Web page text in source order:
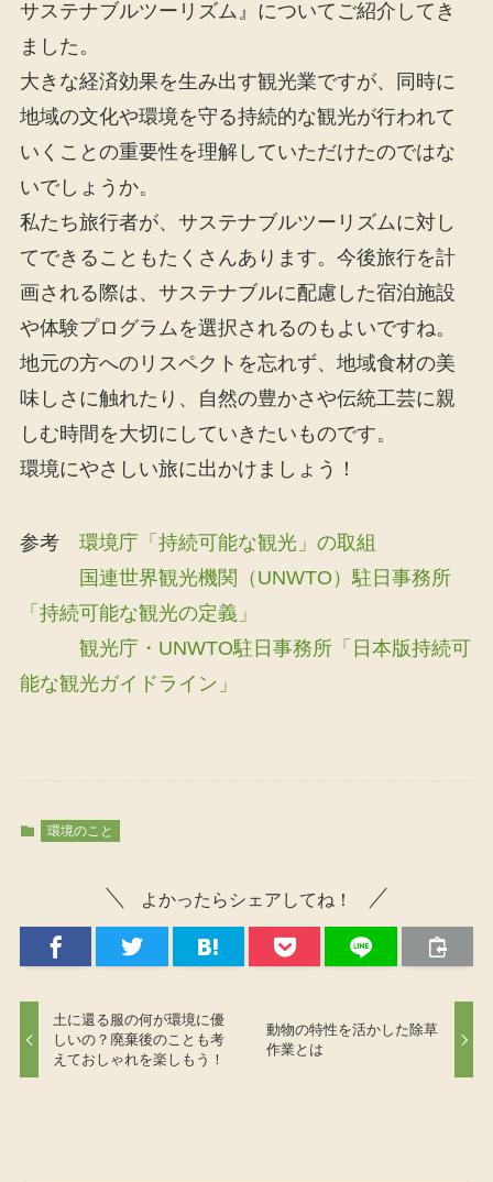
サステナブルツーリズム』についてご紹介してき
ました。
大きな経済効果を生み出す観光業ですが、同時に
地域の文化や環境を守る持続的な観光が行われて
いくことの重要性を理解していただけたのではな
いでしょうか。
私たち旅行者が、サステナブルツーリズムに対し
てできることもたくさんあります。今後旅行を計
画される際は、サステナブルに配慮した宿泊施設
や体験プログラムを選択されるのもよいですね。
地元の方へのリスペクトを忘れず、地域食材の美
味しさに触れたり、自然の豊かさや伝統工芸に親
しむ時間を大切にしていきたいものです。
環境にやさしい旅に出かけましょう！
参考 環境庁「持続可能な観光」の取組
国連世界観光機関（UNWTO）駐日事務所
「持続可能な観光の定義」
観光庁・UNWTO駐日事務所「日本版持続可
能な観光ガイドライン」
環境のこと
よかったらシェアしてね！
土に還る服の何が環境に優
しいの？廃棄後のことも考
えておしゃれを楽しもう！
動物の特性を活かした除草
作業とは